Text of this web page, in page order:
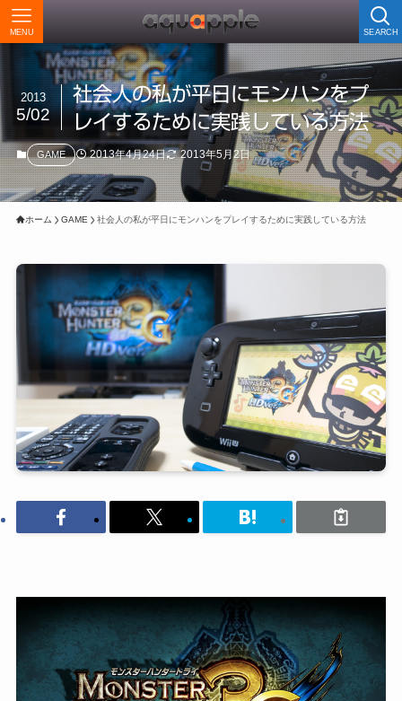
SEARCH
MENU
社会人の私が平日にモンハンをプ
レイするために実践している方法
2013
5/02
GAME 2013年4月24日 2013年5月2日
ホーム GAME 社会人の私が平日にモンハンをプレイするために実践している方法